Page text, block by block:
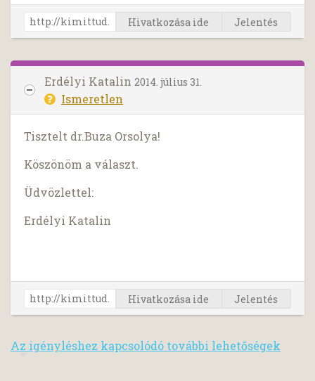
Hivatkozása ide Jelentés
Erdélyi Katalin 2014. július 31.
Ismeretlen
Tisztelt dr.Buza Orsolya!
Köszönöm a választ.
Üdvözlettel:
Erdélyi Katalin
Hivatkozása ide Jelentés
Az igényléshez kapcsolódó további lehetőségek